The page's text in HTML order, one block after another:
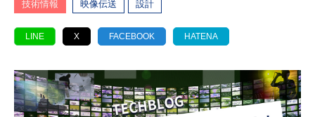
技術情報 映像伝送 設計
LINE X FACEBOOK HATENA